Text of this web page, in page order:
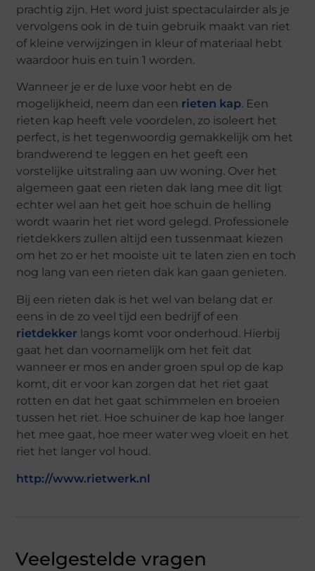
prachtig zijn. Het word juist spectaculairder als je
vervolgens ook in de tuin gebruik maakt van riet
of kleine verwijzingen in kleur of materiaal hebt
waardoor huis en tuin 1 worden.
Wanneer je er de luxe voor hebt en de
mogelijkheid, neem dan een rieten kap. Een
rieten kap heeft vele voordelen, zo isoleert het
perfect, is het tegenwoordig gemakkelijk om het
brandwerend te leggen en het geeft een
vorstelijke uitstraling aan uw woning. Over het
algemeen gaat een rieten dak lang mee dit ligt
echter wel aan het geit hoe schuin de helling
wordt waarin het riet word gelegd. Professionele
rietdekkers zullen altijd een tussenmaat kiezen
om het zo er het mooiste uit te laten zien en toch
nog lang van een rieten dak kan gaan genieten.
Bij een rieten dak is het wel van belang dat er
eens in de zo veel tijd een bedrijf of een
rietdekker langs komt voor onderhoud. Hierbij
gaat het dan voornamelijk om het feit dat
wanneer er mos en ander groen spul op de kap
komt, dit er voor kan zorgen dat het riet gaat
rotten en dat het gaat schimmelen en broeien
tussen het riet. Hoe schuiner de kap hoe langer
het mee gaat, hoe meer water weg vloeit en het
riet het langer vol houd.
http://www.rietwerk.nl
Veelgestelde vragen